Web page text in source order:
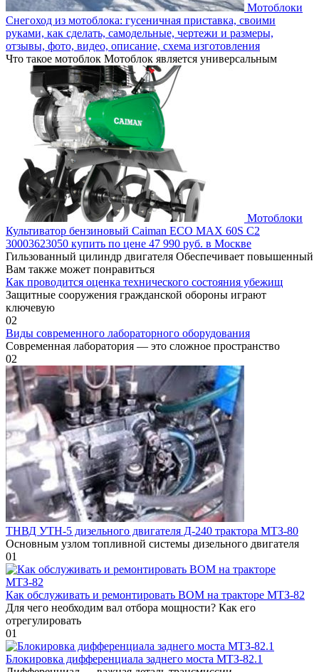
Мотоблоки
Снегоход из мотоблока: гусеничная приставка, своими
руками, как сделать, самодельные, чертежи и размеры,
отзывы, фото, видео, описание, схема изготовления
Что такое мотоблок Мотоблок является универсальным
Мотоблоки
Культиватор бензиновый Caiman ECO MAX 60S C2
30003623050 купить по цене 47 990 руб. в Москве
Гильзованный цилиндр двигателя Обеспечивает повышенный
Вам также может понравиться
Как проводится оценка технического состояния убежищ
Защитные сооружения гражданской обороны играют
ключевую
02
Виды современного лабораторного оборудования
Современная лаборатория — это сложное пространство
02
ТНВД УТН-5 дизельного двигателя Д-240 трактора МТЗ-80
Основным узлом топливной системы дизельного двигателя
01
Как обслуживать и ремонтировать ВОМ на тракторе МТЗ-82
Для чего необходим вал отбора мощности? Как его
отрегулировать
01
Блокировка дифференциала заднего моста МТЗ-82.1